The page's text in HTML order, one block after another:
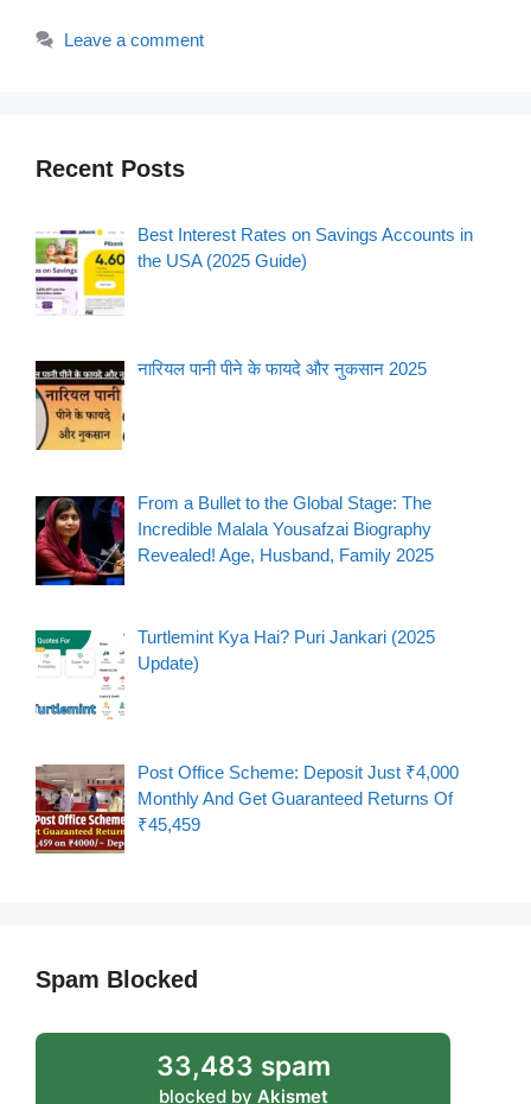
Leave a comment
Recent Posts
Best Interest Rates on Savings Accounts in
the USA (2025 Guide)
नारियल पानी पीने के फायदे और नुकसान 2025
From a Bullet to the Global Stage: The
Incredible Malala Yousafzai Biography
Revealed! Age, Husband, Family 2025
Turtlemint Kya Hai? Puri Jankari (2025
Update)
Post Office Scheme: Deposit Just ₹4,000
Monthly And Get Guaranteed Returns Of
₹45,459
Spam Blocked
33,483 spam
blocked by Akismet